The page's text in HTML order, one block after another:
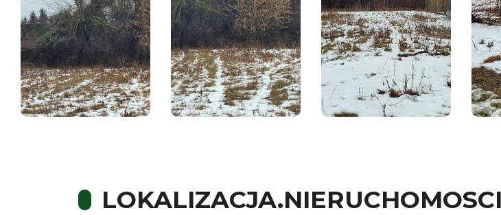
LOKALIZACJA.NIERUCHOMOSCI